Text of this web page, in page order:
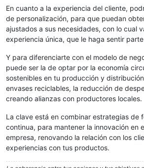
En cuanto a la experiencia del cliente,
de personalización, para que puedan
ajustados a sus necesidades, con lo cual
experiencia única, que le haga sentir
Y para diferenciarte con el modelo de
puede ser la de optar por la economía
sostenibles en tu producción y
envases reciclables, la reducción de
creando alianzas con productores locales.
La clave está en combinar estrategias de
continua, para mantener la innovación en
empresa, renovando la relación con los
experiencias con tus productos.